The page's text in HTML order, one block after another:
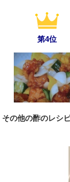
第4位
その他の酢のレシ